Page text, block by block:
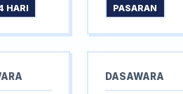
HARI PASARAN
DASAWARA